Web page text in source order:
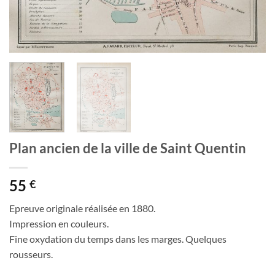
Plan ancien de la ville de Saint Quentin
55 €
Epreuve originale réalisée en 1880.
Impression en couleurs.
Fine oxydation du temps dans les marges. Quelques
rousseurs.